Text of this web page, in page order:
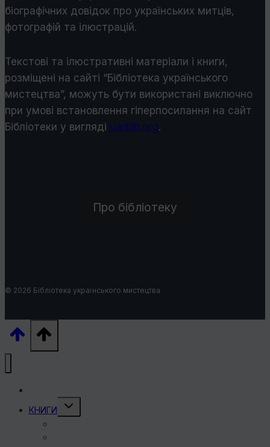
біографічних довідок про українських митців,
фотографій та ілюстрацій.
Текстові та ілюстративні матеріали і книги,
розміщені на сайті “Бібліотека українського
мистецтва”, можуть бути використані виключно
при умові встановлення гіперпосилання на сайт
Бібліотеки у виглядi uartlib.org.
Про бібліотеку
© 2026 Бібліотека українського мистецтва
КНИГИ
Перемкнути
меню